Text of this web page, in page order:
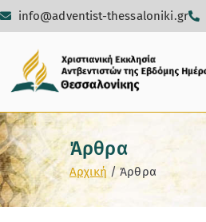
info@adventist-thessaloniki.gr
Άρθρα
Αρχική Άρθρα